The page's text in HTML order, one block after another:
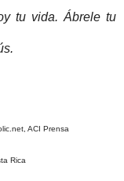
tu vida. Ábrele tu
ACI Prensa
Rica